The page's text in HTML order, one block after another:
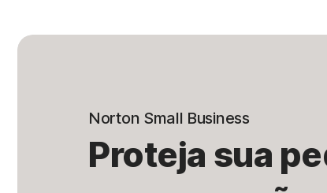
Norton Small Business
Proteja sua